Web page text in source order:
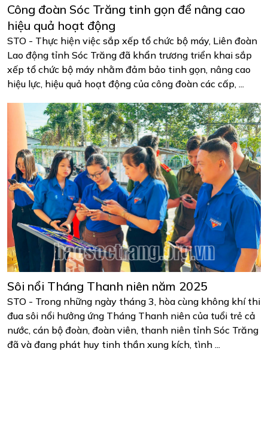
Công đoàn Sóc Trăng tinh gọn để nâng cao
hiệu quả hoạt động
STO - Thực hiện việc sắp xếp tổ chức bộ máy, Liên đoàn
Lao động tỉnh Sóc Trăng đã khẩn trương triển khai sắp
xếp tổ chức bộ máy nhằm đảm bảo tinh gọn, nâng cao
hiệu lực, hiệu quả hoạt động của công đoàn các cấp, ...
Sôi nổi Tháng Thanh niên năm 2025
STO - Trong những ngày tháng 3, hòa cùng không khí thi
đua sôi nổi hưởng ứng Tháng Thanh niên của tuổi trẻ cả
nước, cán bộ đoàn, đoàn viên, thanh niên tỉnh Sóc Trăng
đã và đang phát huy tinh thần xung kích, tình ...